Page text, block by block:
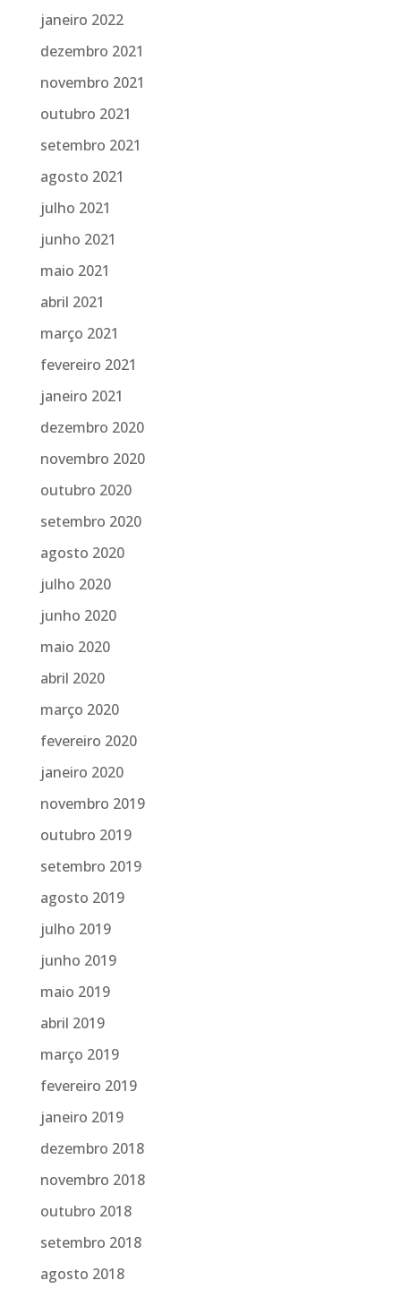
janeiro 2022
dezembro 2021
novembro 2021
outubro 2021
setembro 2021
agosto 2021
julho 2021
junho 2021
maio 2021
abril 2021
março 2021
fevereiro 2021
janeiro 2021
dezembro 2020
novembro 2020
outubro 2020
setembro 2020
agosto 2020
julho 2020
junho 2020
maio 2020
abril 2020
março 2020
fevereiro 2020
janeiro 2020
novembro 2019
outubro 2019
setembro 2019
agosto 2019
julho 2019
junho 2019
maio 2019
abril 2019
março 2019
fevereiro 2019
janeiro 2019
dezembro 2018
novembro 2018
outubro 2018
setembro 2018
agosto 2018